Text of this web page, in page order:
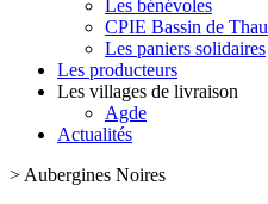
Les bénévoles
CPIE Bassin de Thau
Les paniers solidaires
Les producteurs
Les villages de livraison
Agde
Actualités
> Aubergines Noires